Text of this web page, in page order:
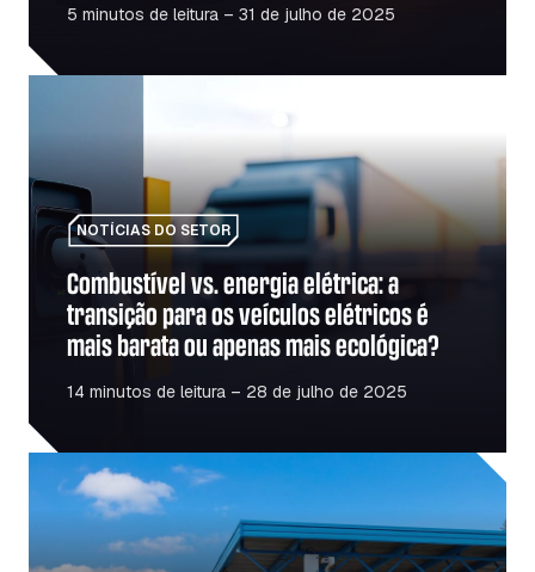
5 minutos de leitura – 31 de julho de 2025
NOTÍCIAS DO SETOR
Combustível vs. energia elétrica: a
transição para os veículos elétricos é
mais barata ou apenas mais ecológica?
14 minutos de leitura – 28 de julho de 2025
Reabertura da fronteira entre a Polónia e a Ucrânia: o